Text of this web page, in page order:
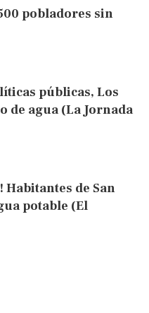
pobladores sin
públicas, Los
de agua (La Jornada
de San
potable (El